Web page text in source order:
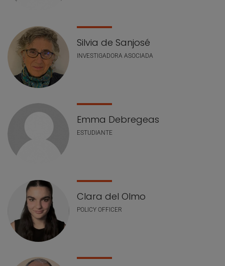
Silvia de Sanjosé
INVESTIGADORA ASOCIADA
Emma Debregeas
ESTUDIANTE
Clara del Olmo
POLICY OFFICER